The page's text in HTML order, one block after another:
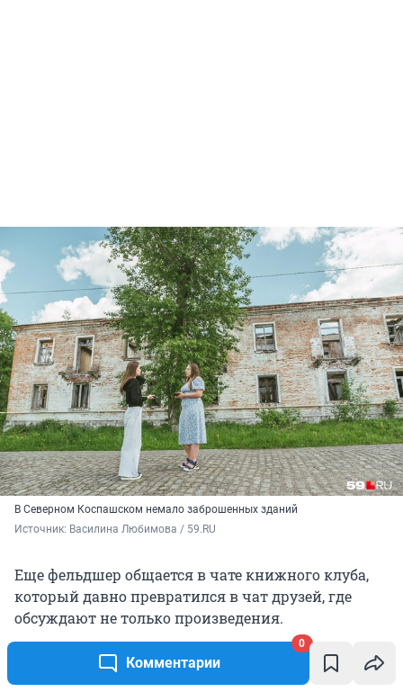
Комментарии
0
В Северном Коспашском немало заброшенных зданий
Источник: Василина Любимова / 59.RU
Еще фельдшер общается в чате книжного клуба,
который давно превратился в чат друзей, где
обсуждают не только произведения.
— Я работаю с людьми, мне общения хватает.